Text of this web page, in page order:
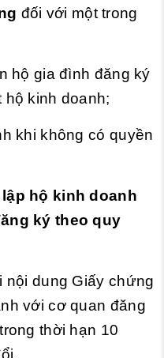
đối với một trong
hộ gia đình đăng ký
hộ kinh doanh;
khi không có quyền
hộ kinh doanh
ký theo quy
nội dung Giấy chứng
với cơ quan đăng
thời hạn 10